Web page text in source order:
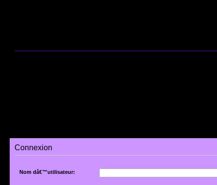
Connexion
Nom dâ€™utilisateur: